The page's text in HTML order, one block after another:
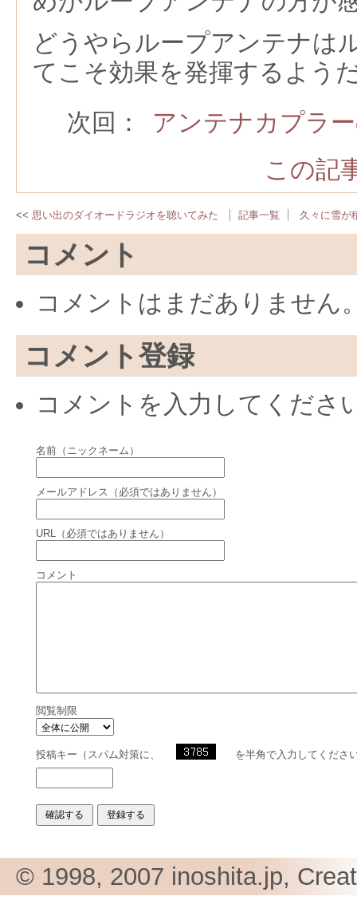
どうやらループアンテナは
てこそ効果を発揮するよう
次回：
アンテナカプラ
この記
思い出のダイオードラジオを聴いてみた 記事一覧 久々に雪が
コメント
コメントはまだありません
コメント登録
コメントを入力してくださ
名前（ニックネーム）
メールアドレス（必須ではありません）
URL（必須ではありません）
コメント
閲覧制限
投稿キー（スパム対策に、 を半角で入力してくださ
© 1998, 2007 inoshita.jp,